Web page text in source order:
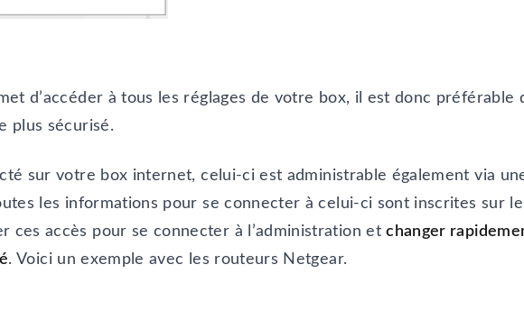
d’accéder à tous les réglages de votre box, il est donc préférable
plus sécurisé.
sur votre box internet, celui-ci est administrable également via
les informations pour se connecter à celui-ci sont inscrites sur
ces accès pour se connecter à l’administration etchanger
. Voici un exemple avec les routeurs Netgear.